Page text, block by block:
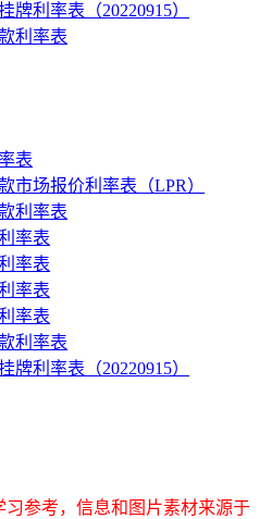
牌利率表（20220915）
利率表
表
市场报价利率表（LPR）
利率表
率表
率表
率表
率表
利率表
牌利率表（20220915）
参考，信息和图片素材来源于